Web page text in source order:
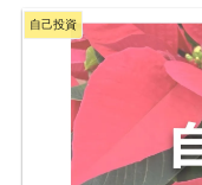
自己投資